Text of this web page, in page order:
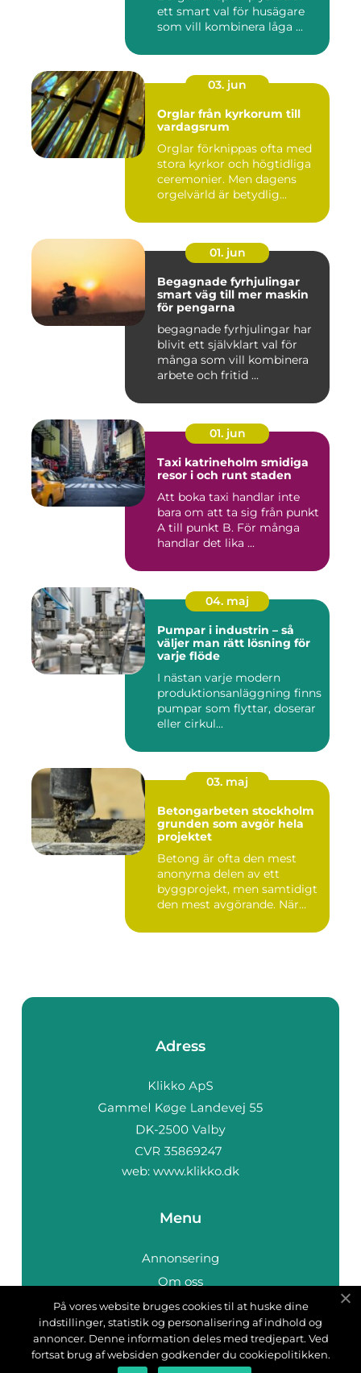
ett smart val för husägare
som vill kombinera låga ...
03. jun
Orglar från kyrkorum till
vardagsrum
Orglar förknippas ofta med
stora kyrkor och högtidliga
ceremonier. Men dagens
orgelvärld är betydlig...
01. jun
Begagnade fyrhjulingar
smart väg till mer maskin
för pengarna
begagnade fyrhjulingar har
blivit ett självklart val för
många som vill kombinera
arbete och fritid ...
01. jun
Taxi katrineholm smidiga
resor i och runt staden
Att boka taxi handlar inte
bara om att ta sig från punkt
A till punkt B. För många
handlar det lika ...
04. maj
Pumpar i industrin – så
väljer man rätt lösning för
varje flöde
I nästan varje modern
produktionsanläggning finns
pumpar som flyttar, doserar
eller cirkul...
03. maj
Betongarbeten stockholm
grunden som avgör hela
projektet
Betong är ofta den mest
anonyma delen av ett
byggprojekt, men samtidigt
den mest avgörande. När
Adress
web: www.klikko.dk
Menu
Annonsering
Om oss
Cookies
Kontakta oss
Sitemap
På vores website bruges cookies til at huske dine
indstillinger, statistik og personalisering af indhold og
annoncer. Denne information deles med tredjepart. Ved
fortsat brug af websiden godkender du cookiepolitikken.